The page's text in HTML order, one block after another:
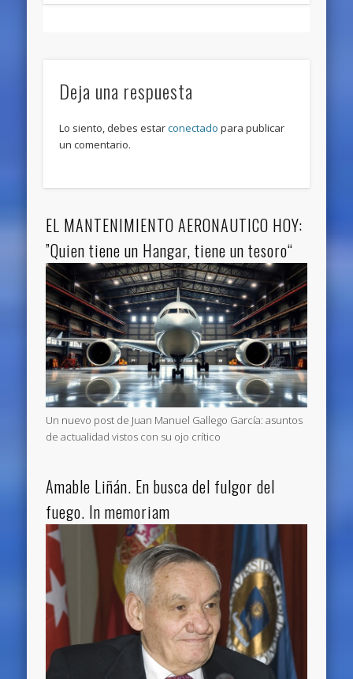
Deja una respuesta
Lo siento, debes estarconectado para publicar
un comentario.
EL MANTENIMIENTO AERONAUTICO HOY:
”Quien tiene un Hangar, tiene un tesoro“
Un nuevo post de Juan Manuel Gallego García: asuntos
de actualidad vistos con su ojo crítico
Amable Liñán. En busca del fulgor del
fuego. In memoriam